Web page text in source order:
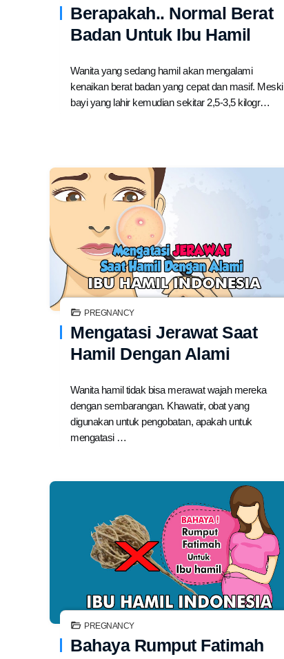
Berapakah.. Normal Berat
Badan Untuk Ibu Hamil
Wanita yang sedang hamil akan mengalami
kenaikan berat badan yang cepat dan masif. Meski
bayi yang lahir kemudian sekitar 2,5-3,5 kilogr…
Mengatasi Jerawat Saat
Hamil Dengan Alami
Wanita hamil tidak bisa merawat wajah mereka
dengan sembarangan. Khawatir, obat yang
digunakan untuk pengobatan, apakah untuk
mengatasi …
PREGNANCY
Bahaya Rumput Fatimah
PREGNANCY